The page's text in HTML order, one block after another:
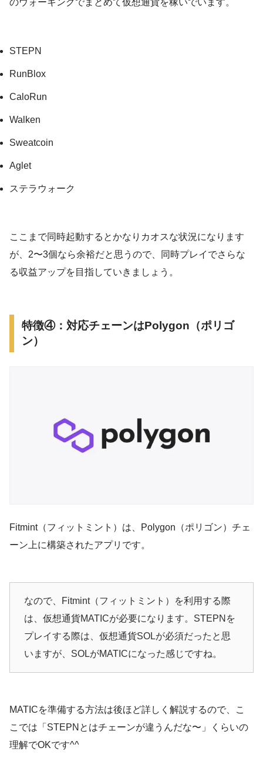
STEPN
RunBlox
CaloRun
Walken
Sweatcoin
Aglet
ステラウォーク
ここまで同時起動するとかなりカオスな状況になります
が、2〜3個なら余裕だと思うので、同時プレイでさらな
る収益アップを目指していきましょう。
特徴④：対応チェーンはPolygon（ポリゴ
ン）
Fitmint（フィットミント）は、Polygon（ポリゴン）チェ
ーン上に構築されたアプリです。
なので、Fitmint（フィットミント）を利用する際
は、仮想通貨MATICが必要になります。STEPNを
プレイする際は、仮想通貨SOLが必須だったと思
いますが、SOLがMATICになった感じですね。
MATICを準備する方法は後ほど詳しく解説するので、こ
こでは「STEPNとはチェーンが違うんだな〜」くらいの
理解でOKです^^